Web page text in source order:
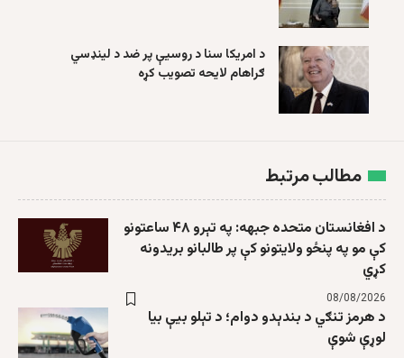
د امریکا سنا د روسیې پر ضد د لینډسي
ګراهام لایحه تصویب کړه
مطالب مرتبط
د افغانستان متحده جبهه: په تېرو ۴۸ ساعتونو
کې مو په پنځو ولایتونو کې پر طالبانو بریدونه
کړي
08/08/2026
د هرمز تنګي د بندېدو دوام؛ د تېلو بیې بیا
لوړې شوې